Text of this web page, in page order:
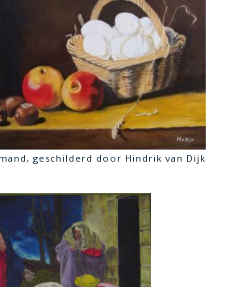
geschilderd door Hindrik van Dijk